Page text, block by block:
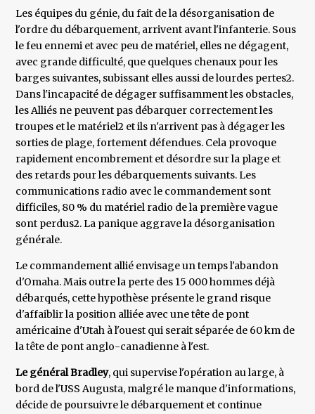
Les équipes du génie, du fait de la désorganisation de
l'ordre du débarquement, arrivent avant l'infanterie. Sous
le feu ennemi et avec peu de matériel, elles ne dégagent,
avec grande difficulté, que quelques chenaux pour les
barges suivantes, subissant elles aussi de lourdes pertes2.
Dans l'incapacité de dégager suffisamment les obstacles,
les Alliés ne peuvent pas débarquer correctement les
troupes et le matériel2 et ils n'arrivent pas à dégager les
sorties de plage, fortement défendues. Cela provoque
rapidement encombrement et désordre sur la plage et
des retards pour les débarquements suivants. Les
communications radio avec le commandement sont
difficiles, 80 % du matériel radio de la première vague
sont perdus2. La panique aggrave la désorganisation
générale.
Le commandement allié envisage un temps l'abandon
d'Omaha. Mais outre la perte des 15 000 hommes déjà
débarqués, cette hypothèse présente le grand risque
d'affaiblir la position alliée avec une tête de pont
américaine d'Utah à l'ouest qui serait séparée de 60 km de
la tête de pont anglo-canadienne à l'est.
Le général Bradley, qui supervise l'opération au large, à
bord de l'USS Augusta, malgré le manque d'informations,
décide de poursuivre le débarquement et continue